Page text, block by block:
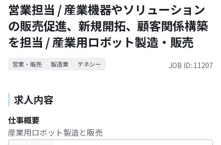
営業担当 / 産業機器やソリューション
の販売促進、新規開拓、顧客関係構築
を担当 / 産業用ロボット製造・販売
営業・販売 製造業 テネシー JOB ID: 11207
求人内容
仕事概要
産業用ロボット製造と販売